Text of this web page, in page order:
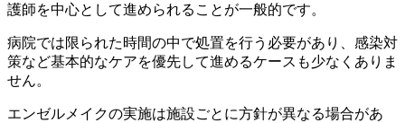
護師を中心として進められることが一般的です。
病院では限られた時間の中で処置を行う必要があり、感染対
策など基本的なケアを優先して進めるケースも少なくありま
せん。
エンゼルメイクの実施は施設ごとに方針が異なる場合があ